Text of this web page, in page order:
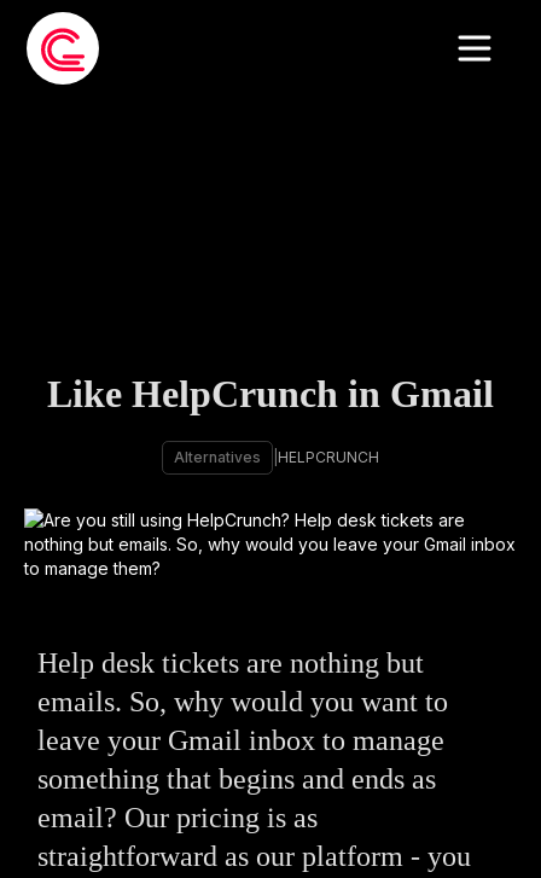
Like HelpCrunch in Gmail
Alternatives HELPCRUNCH
Help desk tickets are nothing but
emails. So, why would you want to
leave your Gmail inbox to manage
something that begins and ends as
email? Our pricing is as
straightforward as our platform - you